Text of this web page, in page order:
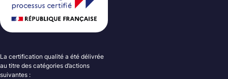
La certification qualité a été délivrée
au titre des catégories d’actions
suivantes :